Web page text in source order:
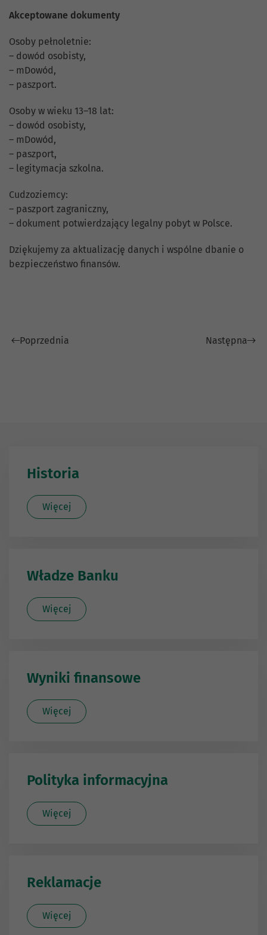
Akceptowane dokumenty
Osoby pełnoletnie:
– dowód osobisty,
– mDowód,
– paszport.
Osoby w wieku 13–18 lat:
– dowód osobisty,
– mDowód,
– paszport,
– legitymacja szkolna.
Cudzoziemcy:
– paszport zagraniczny,
– dokument potwierdzający legalny pobyt w Polsce.
Dziękujemy za aktualizację danych i wspólne dbanie o
bezpieczeństwo finansów.
Poprzednia Następna
Historia
Więcej
Władze Banku
Więcej
Wyniki finansowe
Więcej
Polityka informacyjna
Więcej
Reklamacje
Więcej